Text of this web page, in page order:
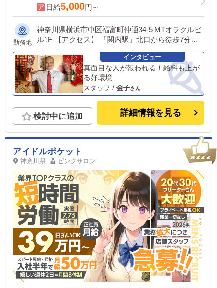
日給5,000円～
勤務地
神奈川県横浜市中区福富町仲通34-5 MTオラクルビ
ル1F 【アクセス】 「関内駅」北口から徒歩7分
す！
真面目な人が報われる！給料も上が
る好環境
スタッフ / 金子
検討中に追加 詳細情報を見る
アイドルポケット
神奈川県 ピンクサロン